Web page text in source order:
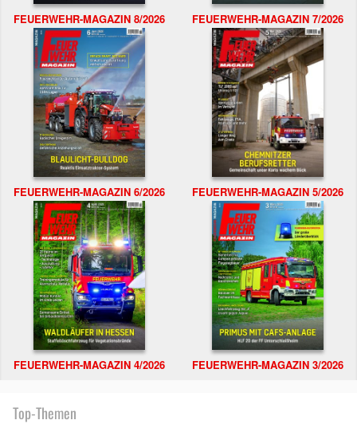
FEUERWEHR-MAGAZIN 8/2026 FEUERWEHR-MAGAZIN 7/2026
FEUERWEHR-MAGAZIN 6/2026 FEUERWEHR-MAGAZIN 5/2026
FEUERWEHR-MAGAZIN 4/2026 FEUERWEHR-MAGAZIN 3/2026
Top-Themen